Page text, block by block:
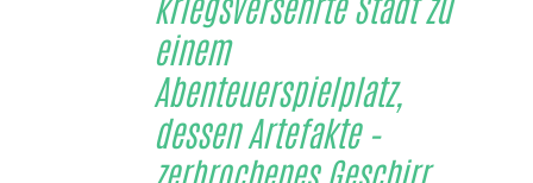
einem
Abenteuerspielplatz,
dessen Artefakte –
zerbrochenes Geschirr,